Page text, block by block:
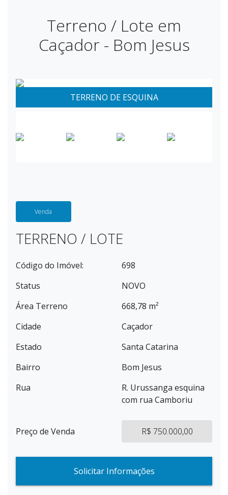
Terreno / Lote em
Caçador - Bom Jesus
TERRENO DE ESQUINA
Venda
TERRENO / LOTE
Código do Imóvel:
698
Status
NOVO
Área Terreno
668,78 m²
Cidade
Caçador
Estado
Santa Catarina
Bairro
Bom Jesus
Rua
R. Urussanga esquina
com rua Camboriu
Preço de Venda R$ 750.000,00
Solicitar Informações